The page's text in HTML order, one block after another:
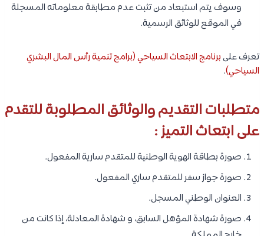
وسوف يتم استبعاد من تثبت عدم مطابقة معلوماته المسجلة
في الموقع للوثائق الرسمية.
تعرف علىبرنامج الابتعاث السياحي (برامج تنمية رأس المال البشري
السياحي).
متطلبات التقديم والوثائق المطلوبة للتقدم
على ابتعاث التميز :
صورة بطاقة الهوية الوطنية للمتقدم سارية المفعول.
صورة جواز سفر للمتقدم ساري المفعول.
العنوان الوطني المسجل.
صورة شهادة المؤهل السابق، و شهادة المعادلة، إذا كانت من